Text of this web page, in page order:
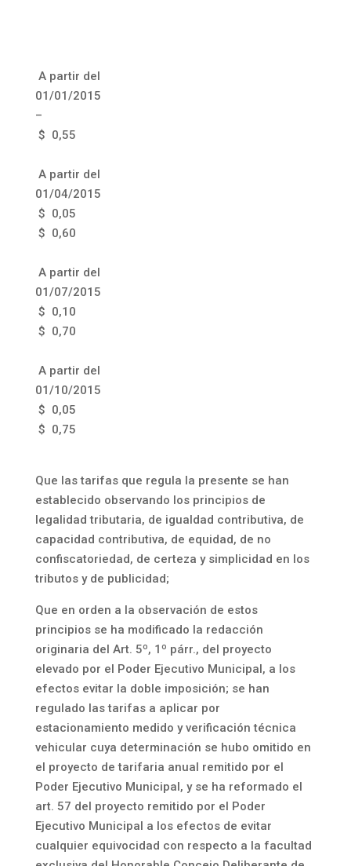
A partir del
01/01/2015
–
$ 0,55
A partir del
01/04/2015
$ 0,05
$ 0,60
A partir del
01/07/2015
$ 0,10
$ 0,70
A partir del
01/10/2015
$ 0,05
$ 0,75
Que las tarifas que regula la presente se han
establecido observando los principios de
legalidad tributaria, de igualdad contributiva, de
capacidad contributiva, de equidad, de no
confiscatoriedad, de certeza y simplicidad en los
tributos y de publicidad;
Que en orden a la observación de estos
principios se ha modificado la redacción
originaria del Art. 5º, 1º párr., del proyecto
elevado por el Poder Ejecutivo Municipal, a los
efectos evitar la doble imposición; se han
regulado las tarifas a aplicar por
estacionamiento medido y verificación técnica
vehicular cuya determinación se hubo omitido en
el proyecto de tarifaria anual remitido por el
Poder Ejecutivo Municipal, y se ha reformado el
art. 57 del proyecto remitido por el Poder
Ejecutivo Municipal a los efectos de evitar
cualquier equivocidad con respecto a la facultad